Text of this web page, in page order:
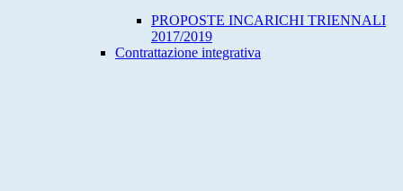
PROPOSTE INCARICHI TRIENNALI
2017/2019
Contrattazione integrativa